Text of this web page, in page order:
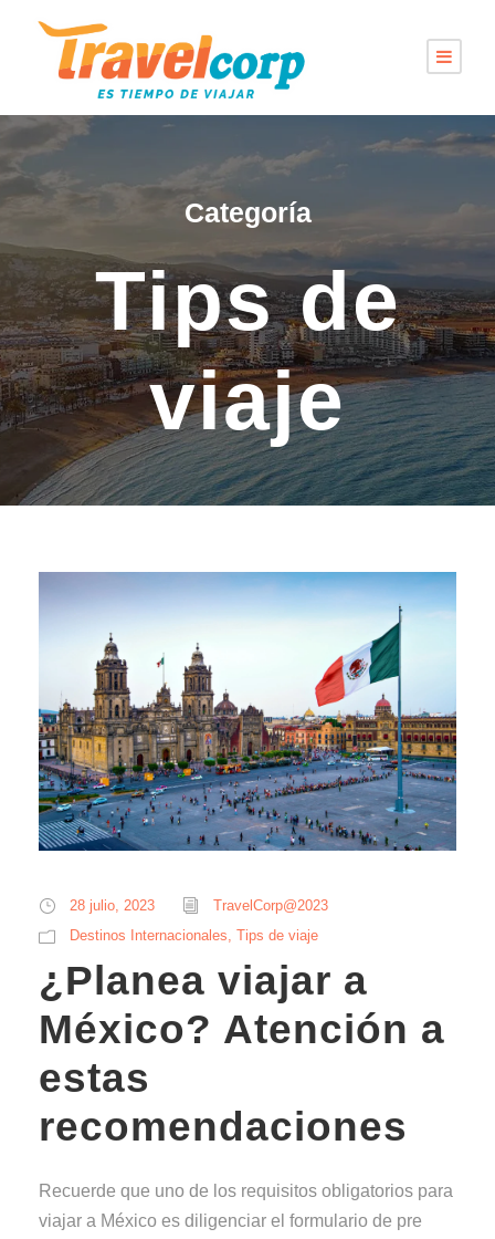
Categoría
Tips de
viaje
28 julio, 2023
TravelCorp@2023
Destinos Internacionales Tips de viaje
¿Planea viajar a
México? Atención a
estas
recomendaciones
Recuerde que uno de los requisitos obligatorios para
viajar a México es diligenciar el formulario de pre